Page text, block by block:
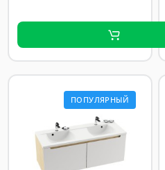
ПОПУЛЯРНЫЙ